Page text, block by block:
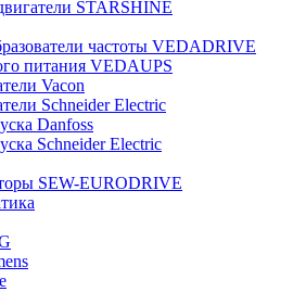
STARSHINE
частоты VEDADRIVE
питания VEDAUPS
Vacon
Schneider Electric
Danfoss
Schneider Electric
SEW-EURODRIVE